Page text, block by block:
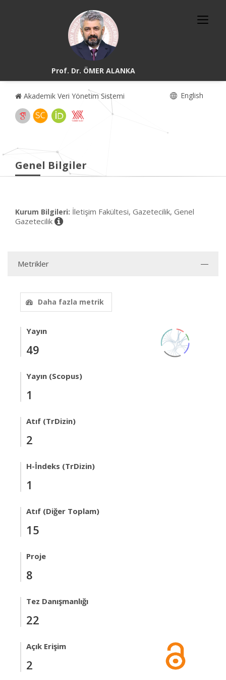
Prof. Dr. ÖMER ALANKA
Akademik Veri Yönetim Sistemi English
Genel Bilgiler
Kurum Bilgileri: İletişim Fakültesi, Gazetecilik, Genel
Gazetecilik
Metrikler
Daha fazla metrik
Yayın
49
Yayın (Scopus)
1
Atıf (TrDizin)
2
H-İndeks (TrDizin)
1
Atıf (Diğer Toplam)
15
Proje
8
Tez Danışmanlığı
22
Açık Erişim
2